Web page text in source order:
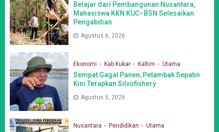
Belajar dari Pembangunan Nusantara,
Mahasiswa KKN KUC–BSN Selesaikan
Pengabdian
Agustus 6, 2026
Ekonomi Kab Kukar Kaltim Utama
Sempat Gagal Panen, Petambak Sepatin
Kini Terapkan Silvofishery
Agustus 5, 2026
Nusantara Pendidikan Utama